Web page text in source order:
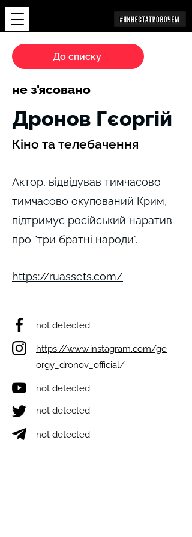
До списку
не з'ясовано
Кіно та телебачення
Дронов Гєоргій
Актор, відвідував тимчасово
тимчасово окупований Крим,
підтримує російський наратив
про "три братні народи".
https://ruassets.com/
not detected
https://www.instagram.com/ge
orgy_dronov_official/
not detected
not detected
not detected